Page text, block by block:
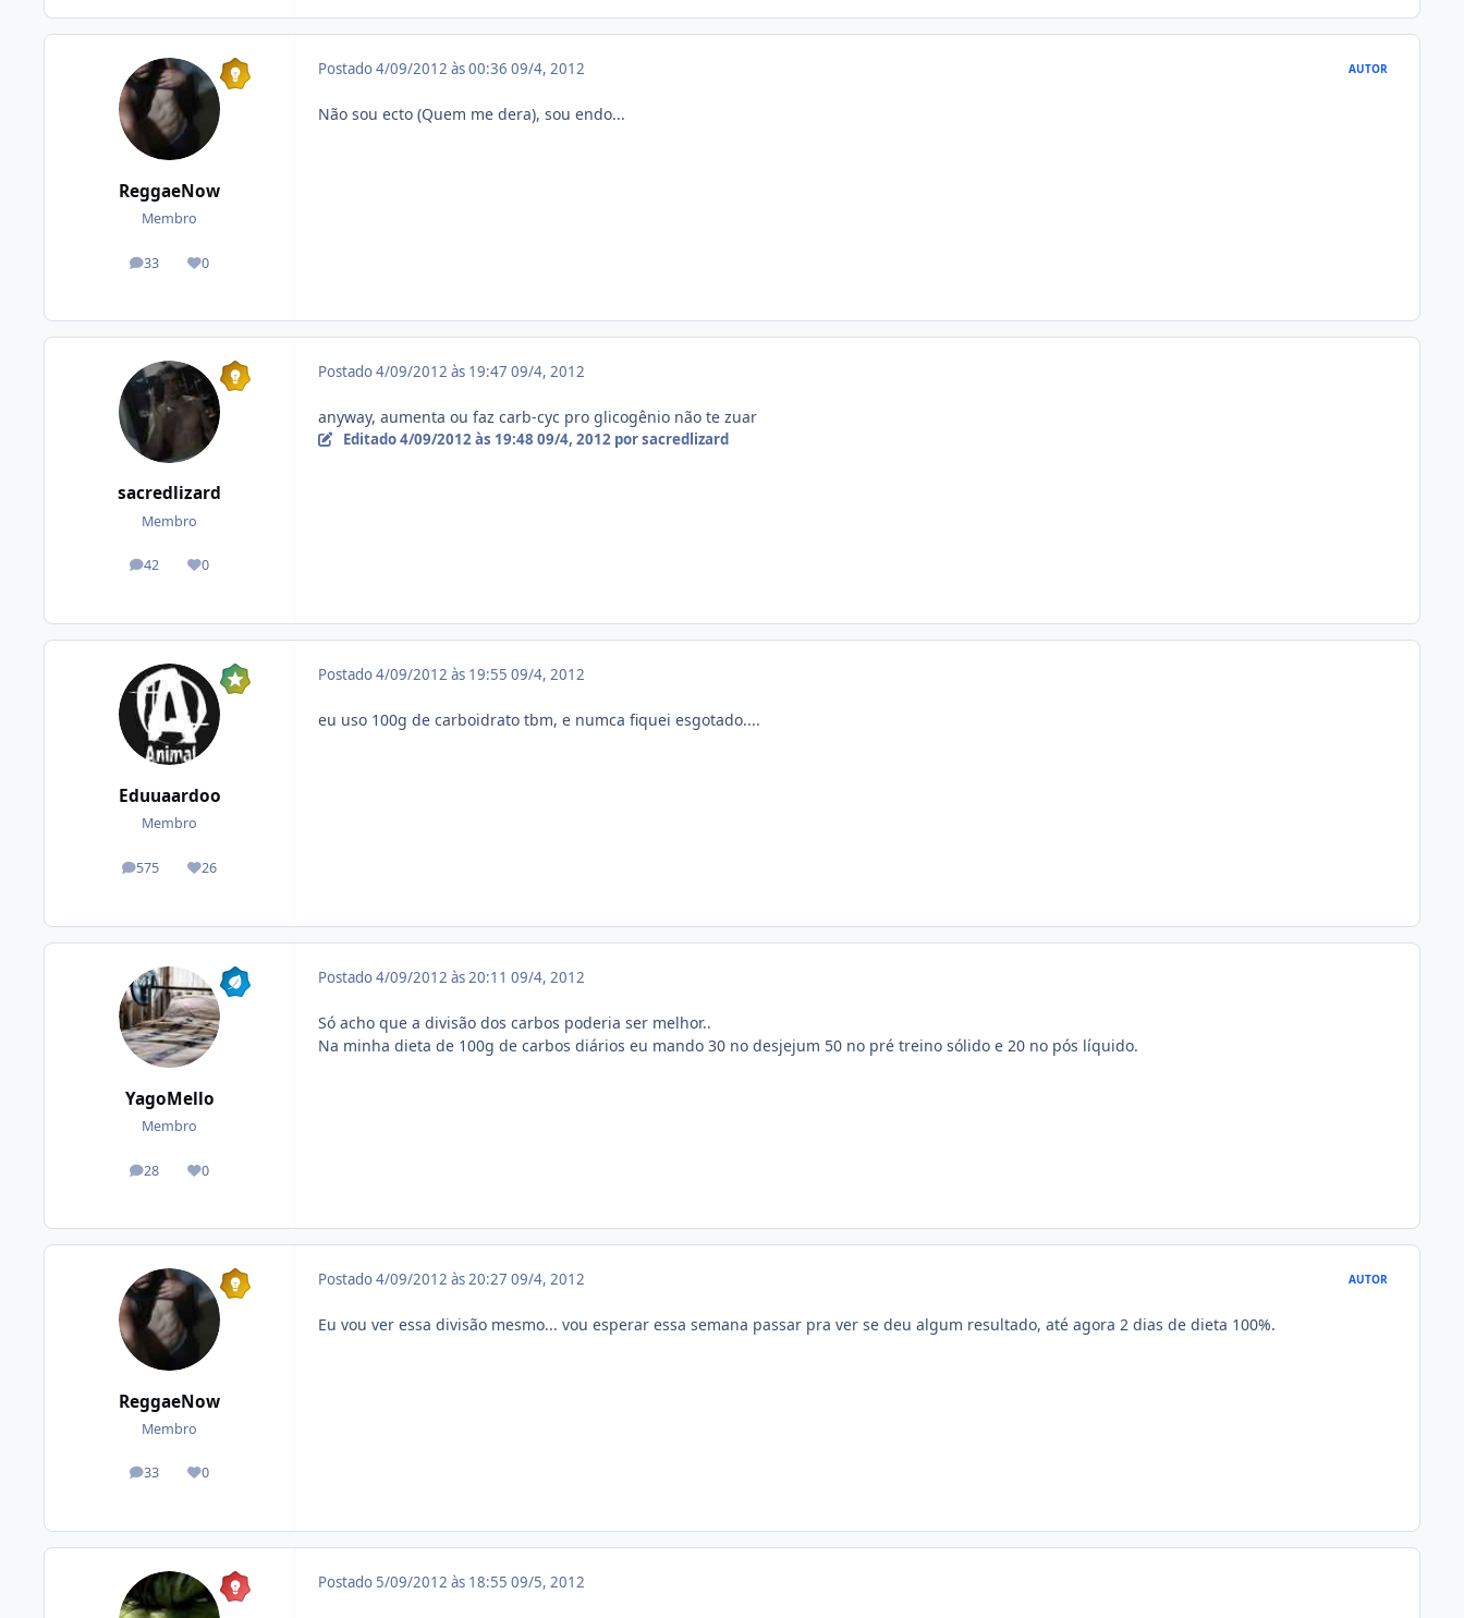
ReggaeNow
Membro
33
posts 0
Reputação
Postado4/09/2012 às 00:36 09/4, 2012 AUTOR
Não sou ecto (Quem me dera), sou endo...
sacredlizard
Membro
42
posts 0
Reputação
Postado4/09/2012 às 19:47 09/4, 2012
anyway, aumenta ou faz carb-cyc pro glicogênio não te zuar
Editado4/09/2012 às 19:48 09/4, 2012 por sacredlizard
Eduuaardoo
Membro
575
posts 26
Reputação
Postado4/09/2012 às 19:55 09/4, 2012
eu uso 100g de carboidrato tbm, e numca fiquei esgotado....
YagoMello
Membro
28
posts 0
Reputação
Postado4/09/2012 às 20:11 09/4, 2012
Só acho que a divisão dos carbos poderia ser melhor..
Na minha dieta de 100g de carbos diários eu mando 30 no desjejum 50 no pré treino sólido e 20 no pós líquido.
ReggaeNow
Membro
33
posts 0
Reputação
Postado4/09/2012 às 20:27 09/4, 2012 AUTOR
Eu vou ver essa divisão mesmo... vou esperar essa semana passar pra ver se deu algum resultado, até agora 2 dias de dieta 100%.
Postado 5/09/2012 às 18:55 09/5, 2012